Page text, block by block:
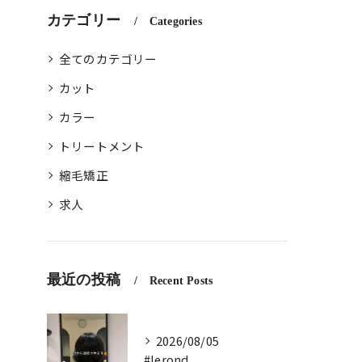
カテゴリー Categories
全てのカテゴリー
カット
カラー
トリートメント
縮毛矯正
求人
最近の投稿 Recent Posts
2026/08/05